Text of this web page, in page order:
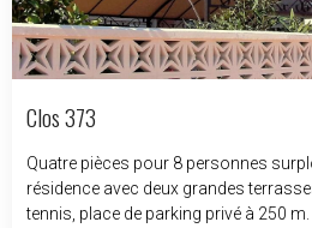
Clos 373
Quatre pièces pour 8 personnes
résidence avec deux grandes terrasses à ciel ouvert, piscine,
tennis, place de parking privé à 250